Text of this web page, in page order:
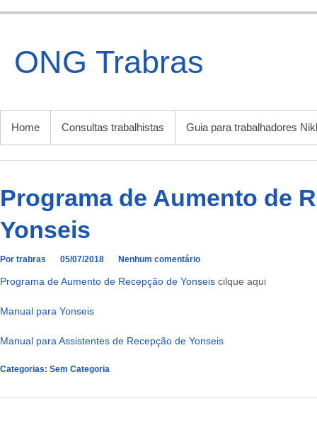
conteúdo
ONG Trabras
MENU PRINCIPAL
Home Consultas trabalhistas Guia para trabalhadores
Programa de Aumento de
Yonseis
Por trabras 05/07/2018 Nenhum comentário
Programa de Aumento de Recepção de Yonseis cilque aqui
Manual para Yonseis
Manual para Assistentes de Recepção de Yonseis
Categorias: Sem Categoria